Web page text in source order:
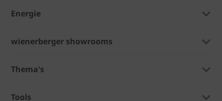
Energie
wienerberger showrooms
Thema's
Tools